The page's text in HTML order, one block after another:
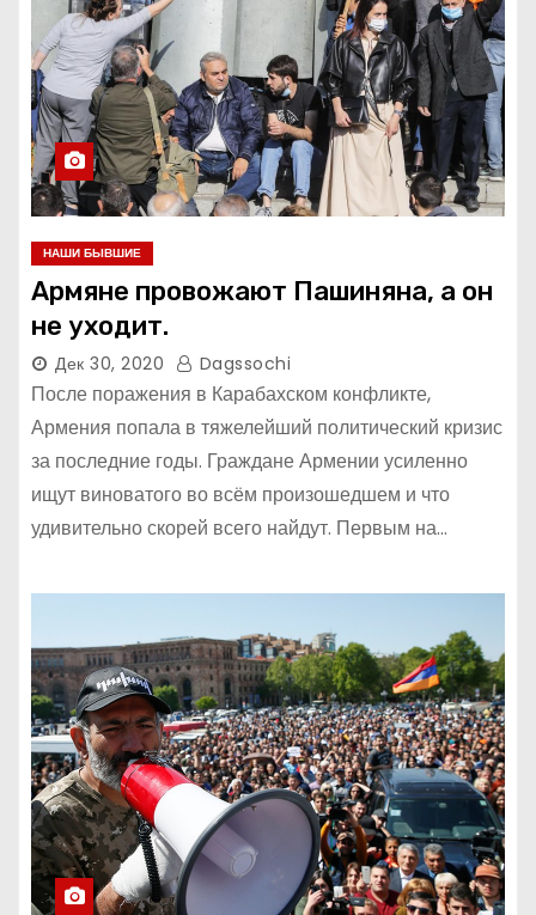
НАШИ БЫВШИЕ
Армяне провожают Пашиняна, а он
не уходит.
Дек 30, 2020 Dagssochi
После поражения в Карабахском конфликте,
Армения попала в тяжелейший политический кризис
за последние годы. Граждане Армении усиленно
ищут виноватого во всём произошедшем и что
удивительно скорей всего найдут. Первым на…